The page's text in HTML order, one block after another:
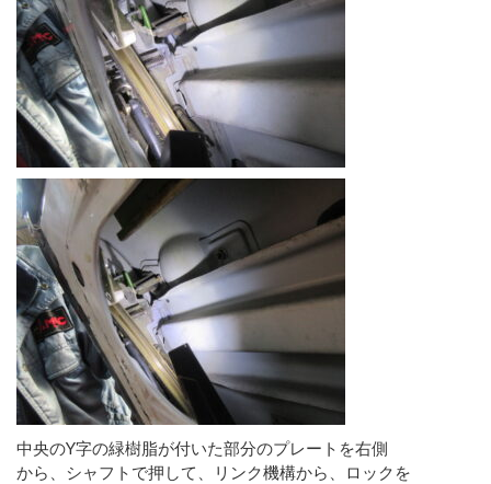
中央のY字の緑樹脂が付いた部分のプレートを右側
から、シャフトで押して、リンク機構から、ロックを